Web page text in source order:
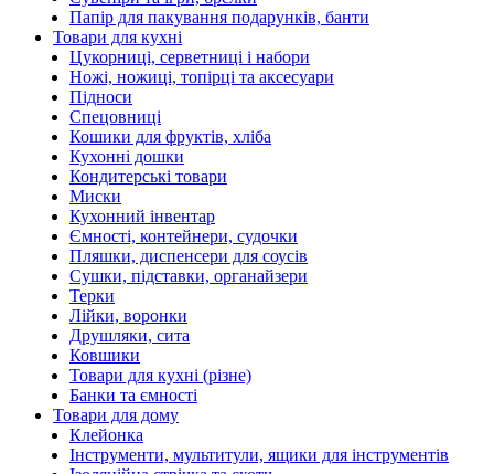
Папір для пакування подарунків, банти
Товари для кухні
Цукорниці, серветниці і набори
Ножі, ножиці, топірці та аксесуари
Підноси
Спецовниці
Кошики для фруктів, хліба
Кухонні дошки
Кондитерські товари
Миски
Кухонний інвентар
Ємності, контейнери, судочки
Пляшки, диспенсери для соусів
Сушки, підставки, органайзери
Терки
Лійки, воронки
Друшляки, сита
Ковшики
Товари для кухні (різне)
Банки та ємності
Товари для дому
Клейонка
Інструменти, мультитули, ящики для інструментів